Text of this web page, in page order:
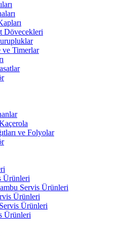
Dövecekleri
ve Timerlar
ve Folyolar
Ürünleri
Servis Ürünleri
Ürünleri
Ürünleri
Ürünleri